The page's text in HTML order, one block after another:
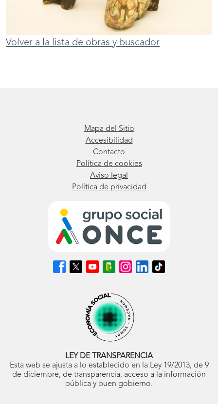
Volver a la lista de obras y buscador
Mapa del Sitio
Accesibilidad
Contacto
Política de cookies
Aviso legal
Política de privacidad
Síguenos
en
Síguenos
en
ventana
nueva)
Síguenos
en
abrirá
en
ventana
nueva)
Síguenos
en
Blog
ONCE
(se
abrirá
en
ventana
Síguenos
en
abrirá
en
ventana
nueva)
Síguenos
en
Síguenos
en
LEY DE TRANSPARENCIA
Esta web se ajusta a lo establecido en la Ley 19/2013, de 9
de diciembre, de transparencia, acceso a la información
pública y buen gobierno.